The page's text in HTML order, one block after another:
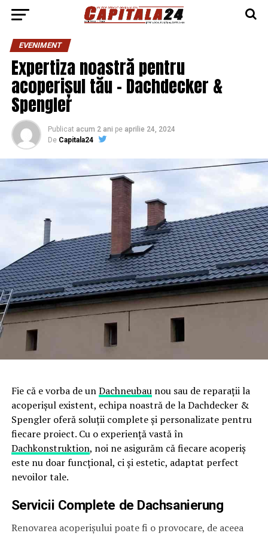
EVENIMENT
Expertiza noastră pentru
acoperișul tău – Dachdecker &
Spengler
Publicat acum 2 ani pe aprilie 24, 2024
De Capitala24
Fie că e vorba de unDachneubaunou sau de reparații la
acoperișul existent, echipa noastră de la Dachdecker &
Spengler oferă soluții complete și personalizate pentru
fiecare proiect. Cu o experiență vastă în
Dachkonstruktion, noi ne asigurăm că fiecare acoperiș
este nu doar funcțional, ci și estetic, adaptat perfect
nevoilor tale.
Servicii Complete de Dachsanierung
Renovarea acoperișului poate fi o provocare, de aceea